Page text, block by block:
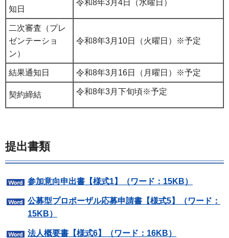
知日
令和8年3月4日（水曜日）
二次審査（プレ
ゼンテーショ
ン）
令和8年3月10日（火曜日）※予定
結果通知日 令和8年3月16日（月曜日）※予定
契約締結 令和8年3月下旬頃※予定
提出書類
参加意向申出書【様式1】（ワード：15KB）
公募型プロポーザル応募申請書【様式5】（ワード：
15KB）
法人概要書【様式6】（ワード：16KB）